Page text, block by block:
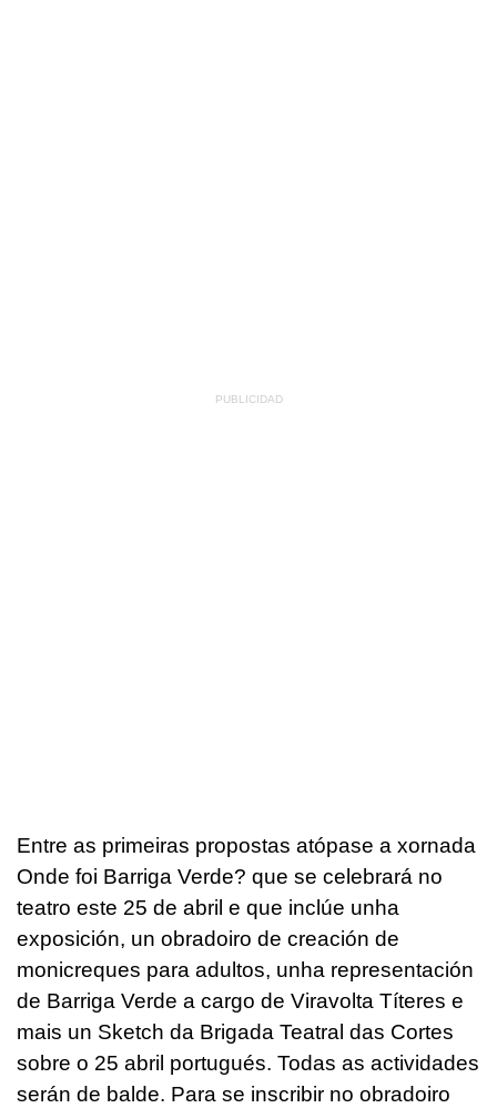
Entre as primeiras propostas atópase a xornada
Onde foi Barriga Verde? que se celebrará no
teatro este 25 de abril e que inclúe unha
exposición, un obradoiro de creación de
monicreques para adultos, unha representación
de Barriga Verde a cargo de Viravolta Títeres e
mais un Sketch da Brigada Teatral das Cortes
sobre o 25 abril portugués. Todas as actividades
serán de balde. Para se inscribir no obradoiro